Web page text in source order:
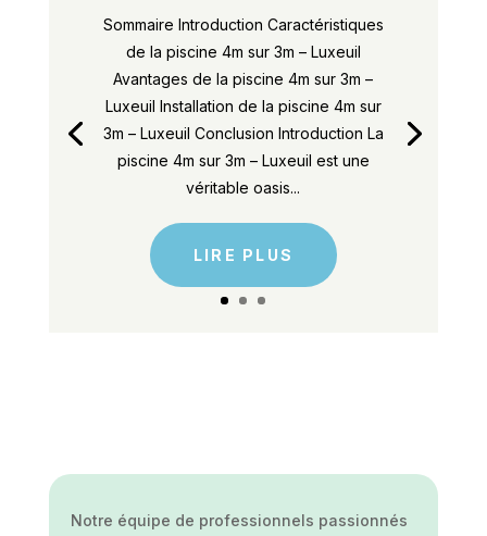
Sommaire Introduction Caractéristiques
de la piscine 4m sur 3m – Luxeuil
Avantages de la piscine 4m sur 3m –
Luxeuil Installation de la piscine 4m sur
3m – Luxeuil Conclusion Introduction La
piscine 4m sur 3m – Luxeuil est une
véritable oasis...
LIRE PLUS
Notre équipe de professionnels passionnés